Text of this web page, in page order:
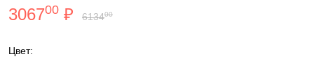
306700 ₽ 613400
Цвет: